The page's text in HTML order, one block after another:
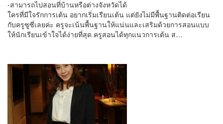
-สามารถไปสอนที่บ้านหรือต่างจังหวัดได้
ใครที่มีใจรักการเต้น อยากเริ่มเรียนเต้น แต่ยังไม่มีพื้นฐานติดต่อเรียน
กับครูซูซี่เลยค่ะ ครูจะเน้นพื้นฐานให้แน่นและเสริมด้วยการสอนแบบ
ให้นักเรียนเข้าใจได้ง่ายที่สุด ครูสอนได้ทุกแนวการเต้น ส…